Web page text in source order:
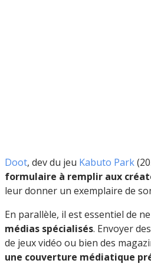
Doot, dev du jeu Kabuto Park
formulaire à remplir aux
leur donner un exemplaire de
En parallèle, il est essentiel de
médias spécialisés. Envoyer
de jeux vidéo ou bien des
une couverture médiatique